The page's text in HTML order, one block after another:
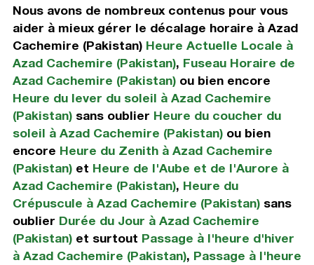
Nous avons de nombreux contenus pour vous
aider à mieux gérer le décalage horaire à Azad
Cachemire (Pakistan) Heure Actuelle Locale à
Azad Cachemire (Pakistan), Fuseau Horaire de
Azad Cachemire (Pakistan)ou bien encore
Heure du lever du soleil à Azad Cachemire
(Pakistan)sans oublier Heure du coucher du
soleil à Azad Cachemire (Pakistan)ou bien
encore Heure du Zenith à Azad Cachemire
(Pakistan)et Heure de l'Aube et de l'Aurore à
Azad Cachemire (Pakistan), Heure du
Crépuscule à Azad Cachemire (Pakistan)sans
oublier Durée du Jour à Azad Cachemire
(Pakistan)et surtout Passage à l'heure d'hiver
à Azad Cachemire (Pakistan), Passage à l'heure